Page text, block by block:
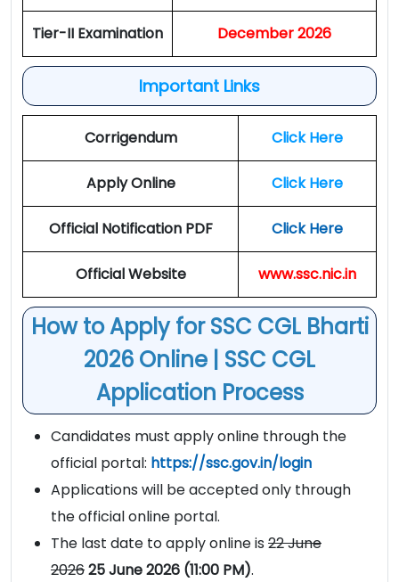
Tier-II Examination December 2026
Important Links
Corrigendum Click Here
Apply Online Click Here
Official Notification PDF Click Here
Official Website www.ssc.nic.in
How to Apply for SSC CGL Bharti
2026 Online | SSC CGL
Application Process
Candidates must apply online through the
official portal: https://ssc.gov.in/login
Applications will be accepted only through
the official online portal.
The last date to apply online is 22 June
202625 June 2026 (11:00 PM).